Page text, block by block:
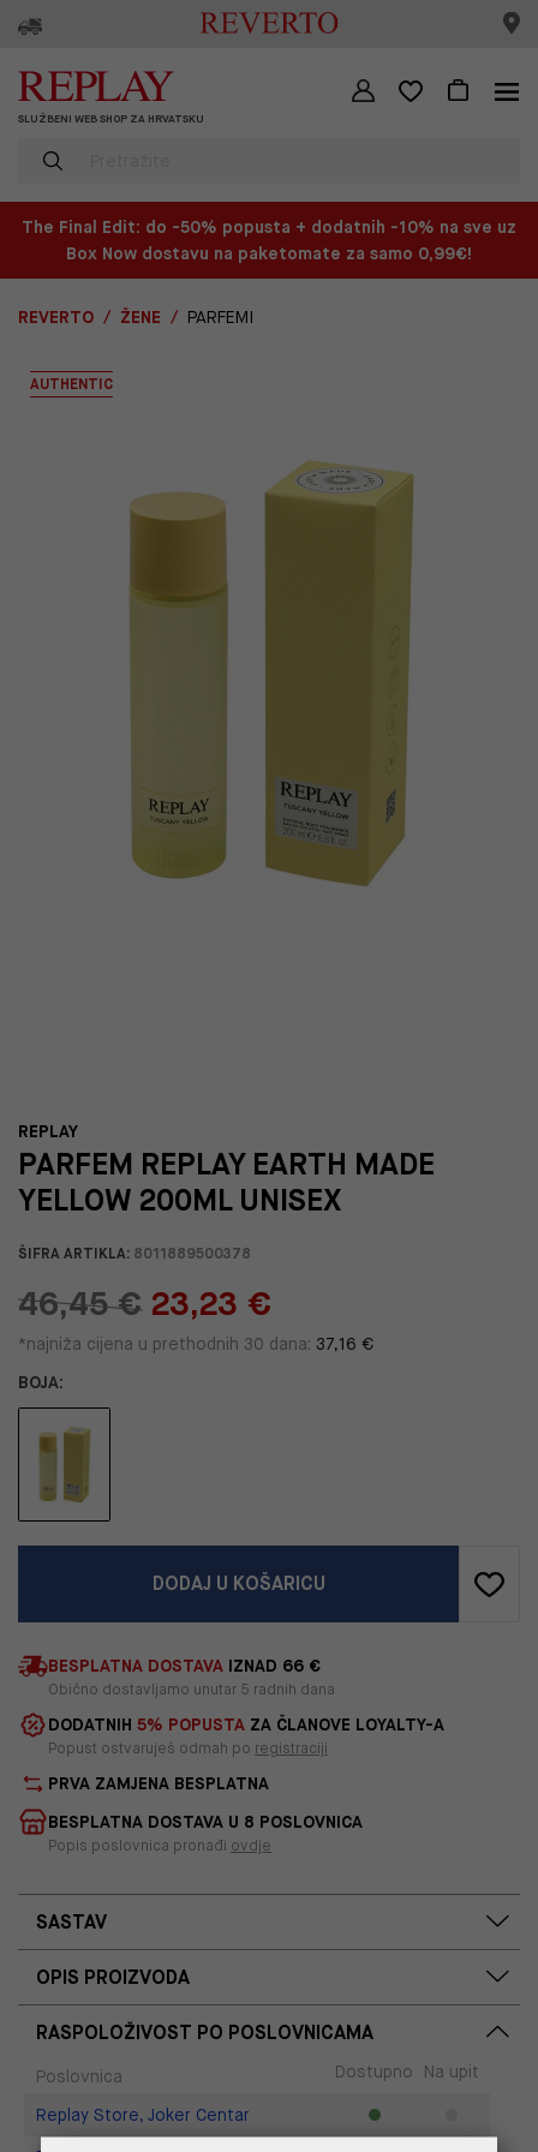
SLUŽBENI WEB SHOP ZA HRVATSKU
The Final Edit: do -50% popusta + dodatnih -10% na sve uz
Box Now dostavu na paketomate za samo 0,99€!
REVERTO ŽENE PARFEMI
AUTHENTIC
REPLAY
PARFEM REPLAY EARTH MADE
YELLOW 200ML UNISEX
ŠIFRA ARTIKLA: 8011889500378
46,45 € 23,23 €
*najniža cijena u prethodnih 30 dana: 37,16 €
BOJA:
DODAJ U KOŠARICU
BESPLATNA DOSTAVA IZNAD 66 €
Obično dostavljamo unutar 5 radnih dana
DODATNIH 5% POPUSTA ZA ČLANOVE LOYALTY-A
Popust ostvaruješ odmah po registraciji
PRVA ZAMJENA BESPLATNA
BESPLATNA DOSTAVA U 8 POSLOVNICA
Popis poslovnica pronađi ovdje
SASTAV
OPIS PROIZVODA
RASPOLOŽIVOST PO POSLOVNICAMA
Poslovnica Dostupno
Na upit
Replay Store, Joker Centar